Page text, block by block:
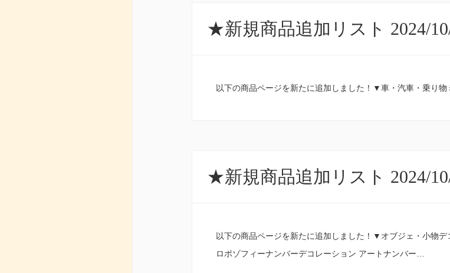
★新規商品追加リスト 2024/
以下の商品ページを新たに追加しました！▼車・汽車・乗り
★新規商品追加リスト 2024/
以下の商品ページを新たに追加しました！▼オブジェ・小物
ロポゾフィーナンバーデコレーション アートナンバー…